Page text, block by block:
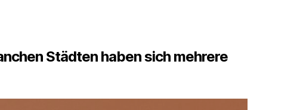
Städten haben sich mehrere